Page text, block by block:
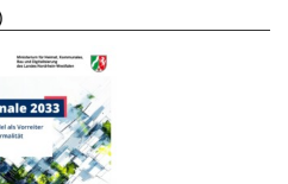
BROSCHÜREN